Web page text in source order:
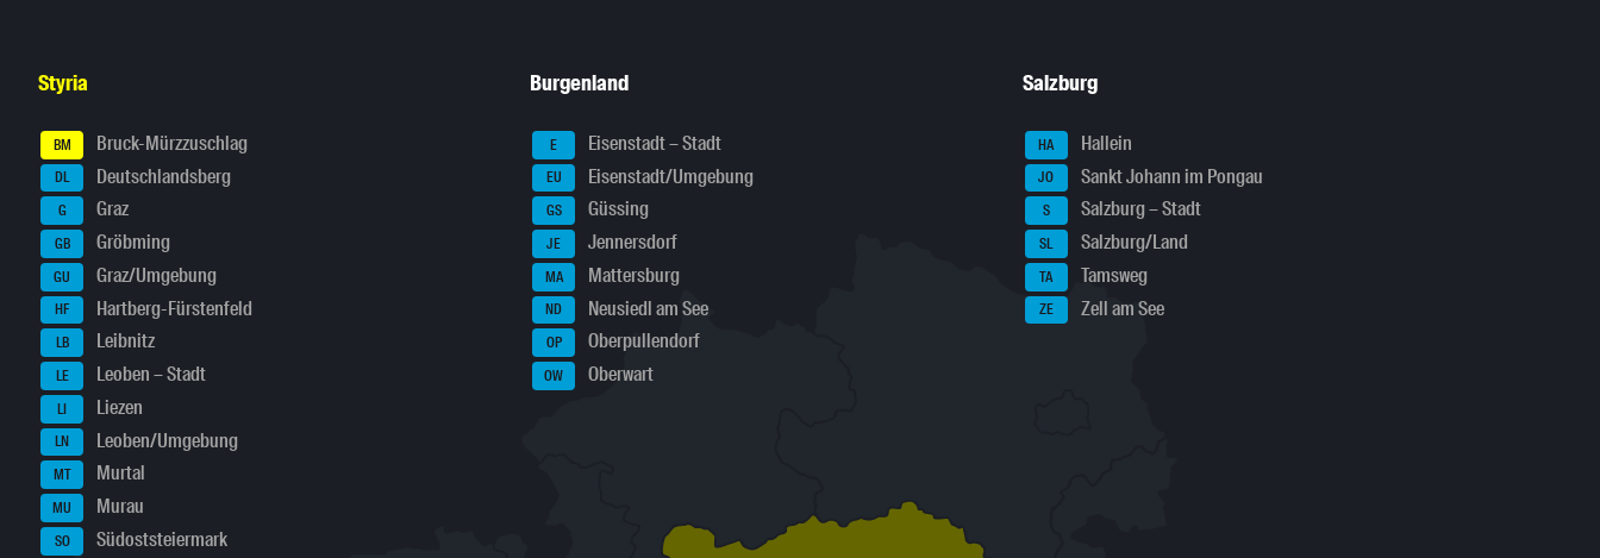
Styria
BM Bruck-Mürzzuschlag
DL Deutschlandsberg
G Graz
GB Gröbming
GU Graz/Umgebung
HF Hartberg-Fürstenfeld
LB Leibnitz
LE Leoben – Stadt
LI Liezen
LN Leoben/Umgebung
MT Murtal
MU Murau
SO Südoststeiermark
Burgenland
E Eisenstadt – Stadt
EU Eisenstadt/Umgebung
GS Güssing
JE Jennersdorf
MA Mattersburg
ND Neusiedl am See
OP Oberpullendorf
OW Oberwart
Salzburg
HA Hallein
JO Sankt Johann im Pongau
S Salzburg – Stadt
SL Salzburg/Land
TA Tamsweg
ZE Zell am See